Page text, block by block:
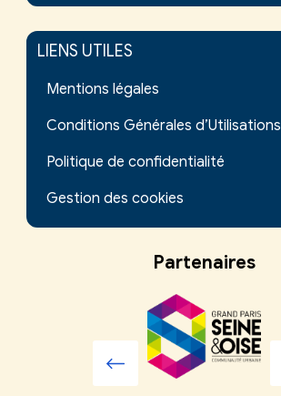
LIENS UTILES
Mentions légales
Conditions Générales d’Utilisations
Politique de confidentialité
Gestion des cookies
Partenaires